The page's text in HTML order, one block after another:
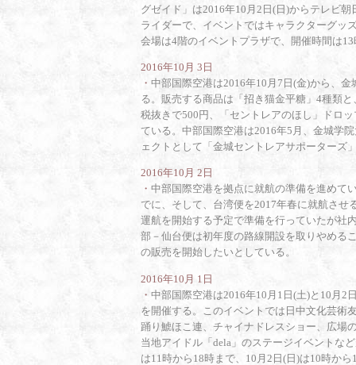
グゼイド」は2016年10月2日(日)からテレビ
ライダーで、イベントではキャラクターグッ
会場は4階のイベントプラザで、開催時間は
2016年10月 3日
・ 中部国際空港は2016年10月7日(金)から、
る。販売する商品は「招き猫金平糖」4種類
税抜きで500円、「セントレアのほし」ドロ
ている。中部国際空港は2016年5月、金城学
ェクトとして「金城セントレアサポーターズ
2016年10月 2日
・ 中部国際空港を拠点に就航の準備を進めて
でに、そして、台湾便を2017年春に就航さ
運航を開始する予定で準備を行っていたが社
部－仙台便は初年度の路線開設を取りやめる
の販売を開始したいとしている。
2016年10月 1日
・ 中部国際空港は2016年10月1日(土)と10月2
を開催する。このイベントでは日中文化芸術
踊り鯱ほこ連、チャイナドレスショー、広場
当地アイドル「dela」のステージイベントな
は11時から18時まで、10月2日(日)は10時か